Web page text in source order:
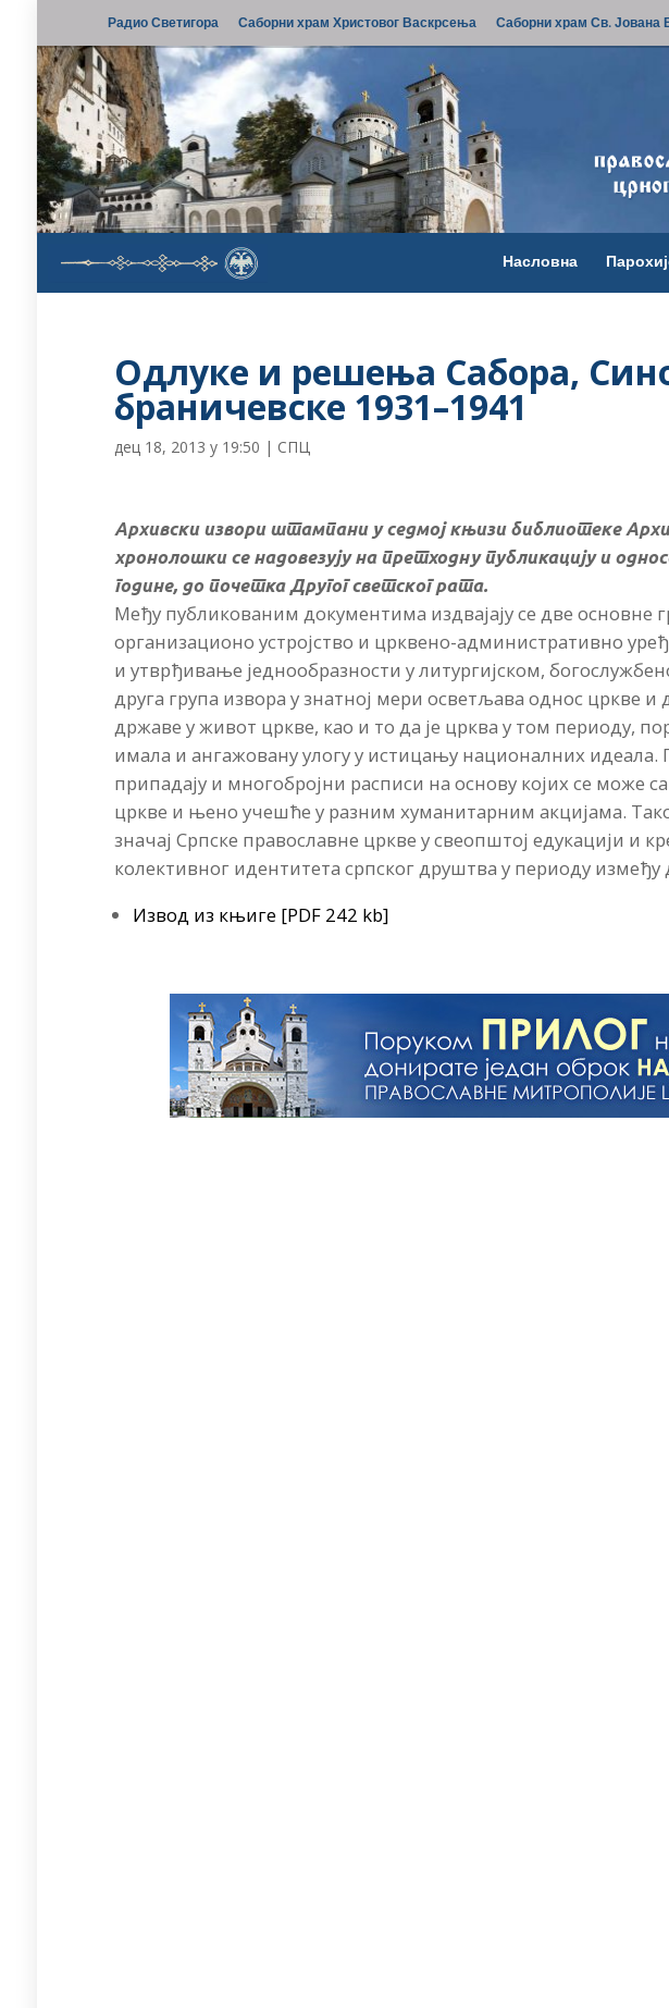
Радио Светигора Саборни храм Христовог Васкрсења Саборни храм Св. Јована
Насловна
Одлуке и решења Сабора,
браничевске 1931–1941
дец 18, 2013 у 19:50 | СПЦ
Архивски извори штампани у седмој књизи библиотеке
хронолошки се надовезују на претходну публикацију и
године, до почетка Другог светског рата.
Међу публикованим документима издвајају се две основне
организационо устројство и црквено-административно
и утврђивање једнообразности у литургијском,
друга група извора у знатној мери осветљава однос цркве и
државе у живот цркве, као и то да је црква у том периоду,
имала и ангажовану улогу у истицању националних идеала.
припадају и многобројни расписи на основу којих се може
цркве и њено учешће у разним хуманитарним акцијама.
значај Српске православне цркве у свеопштој едукацији и
колективног идентитета српског друштва у периоду између
Извод из књиге [PDF 242 kb]